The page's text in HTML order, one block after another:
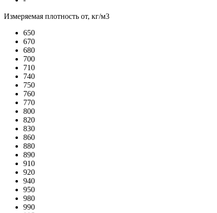
Измеряемая плотность от, кг/м3
650
670
680
700
710
740
750
760
770
800
820
830
860
880
890
910
920
940
950
980
990